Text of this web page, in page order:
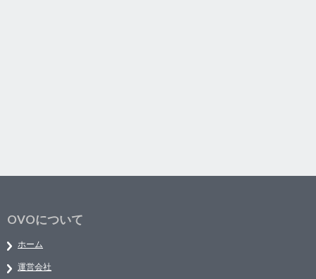
OVOについて
ホーム
運営会社